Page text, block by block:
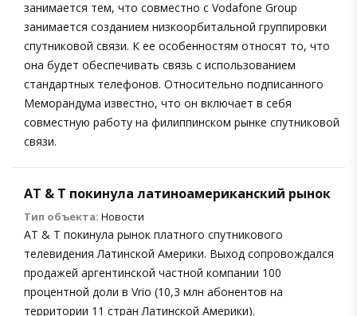
занимается тем, что совместно с Vodafone Group
занимается созданием низкоорбитальной группировки
спутниковой связи. К ее особенностям относят то, что
она будет обеспечивать связь с использованием
стандартных телефонов. Относительно подписанного
Меморандума известно, что он включает в себя
совместную работу на филиппинском рынке спутниковой
связи.
AT & T покинула латиноамериканский рынок
Тип объекта: Новости
AT & T покинула рынок платного спутникового
телевидения Латинской Америки. Выход сопровождался
продажей аргентинской частной компании 100
процентной доли в Vrio (10,3 млн абонентов на
территории 11 стран Латинской Америки).